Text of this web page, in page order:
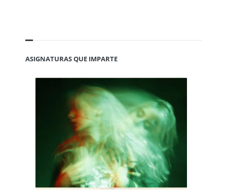
ASIGNATURAS QUE IMPARTE